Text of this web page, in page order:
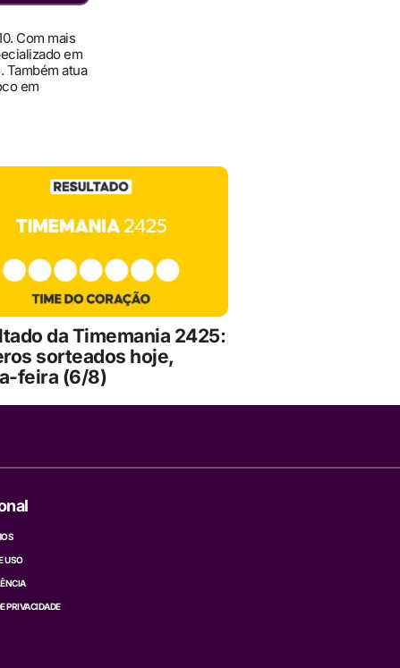
Com mais
em
Também atua
em
da Timemania 2425:
sorteados hoje,
feira (6/8)
USO
PRIVACIDADE